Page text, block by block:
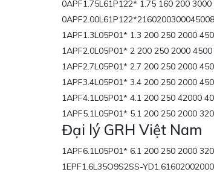
0APF1.75L61P122* 1.75 160 200
1APF1.3L05P01* 1.3 200 250 2000
1APF2.0L05P01* 2 200 250 2000
1APF2.7L05P01* 2.7 200 250 2000
1APF3.4L05P01* 3.4 200 250 2000
1APF4.1L05P01* 4.1 200 250 42000
1APF5.1L05P01* 5.1 200 250 2000
Đại lý GRH Việt Nam
1APF6.1L05P01* 6.1 200 250 2000
1EPF1.6L35O9S2SS-